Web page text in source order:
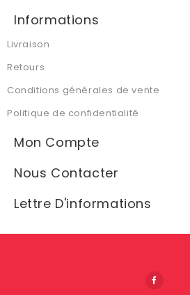
Informations
Livraison
Retours
Conditions générales de vente
Politique de confidentialité
Mon Compte
Nous Contacter
Lettre D'informations